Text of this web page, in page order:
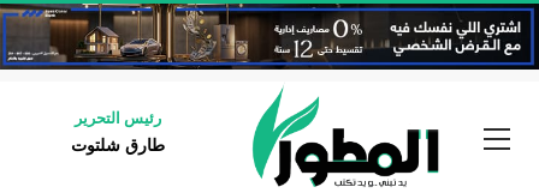
رئيس التحرير
طارق شلتوت